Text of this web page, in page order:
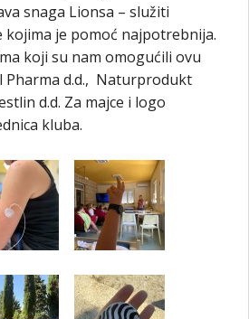
snaga Lionsa – služiti
kojima je pomoć najpotrebnija.
koji su nam omogućili ovu
Pharma d.d., Naturprodukt
d.d. Za majce i logo
kluba.